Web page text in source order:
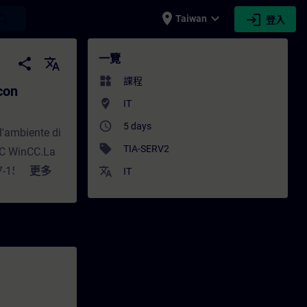
place Taiwan expand_more login 登入
finale superamento esame. - 培
share
translate
di
WinCC.La
1500 si
sulla
gli
更多
一覽
widgets 課程
where_to_vote IT
access_time 5 days
sell TIA-SERV2
translate IT